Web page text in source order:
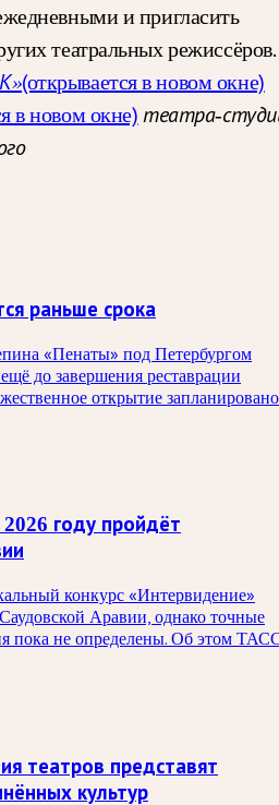
и пригласить
театральных режиссёров.
(открывается в новом окне)
в новом окне) театра-
раньше срока
«Пенаты» под Петербургом
до завершения реставрации
открытие запланировано
году пройдёт
конкурс «Интервидение»
Аравии, однако точные
пока не определены. Об этом
театров представят
культур